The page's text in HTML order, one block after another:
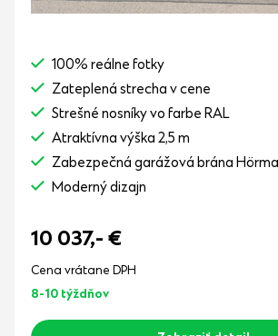
100% reálne fotky
Zateplená strecha v cene
Strešné nosníky vo farbe RAL
Atraktívna výška 2,5 m
Zabezpečná garážová brána
Moderný dizajn
10 037,- €
Cena vrátane DPH
8-10 týždňov